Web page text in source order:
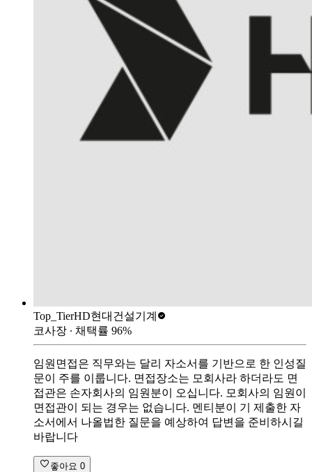
Top_TierHD현대건설기계
코사장 ∙ 채택률 96%
임원면접은 직무와는 달리 자소서를 기반으로 한 인성질
문이 주를 이룹니다. 면접장소는 모회사라 하더라도 면
접관은 손자회사의 임원분이 오십니다. 모회사의 임원이
면접관이 되는 경우는 없습니다. 멘티분이 기 제출한 자
소서에서 나올법한 질문을 예상하여 답변을 준비하시길
바랍니다
좋아요 0